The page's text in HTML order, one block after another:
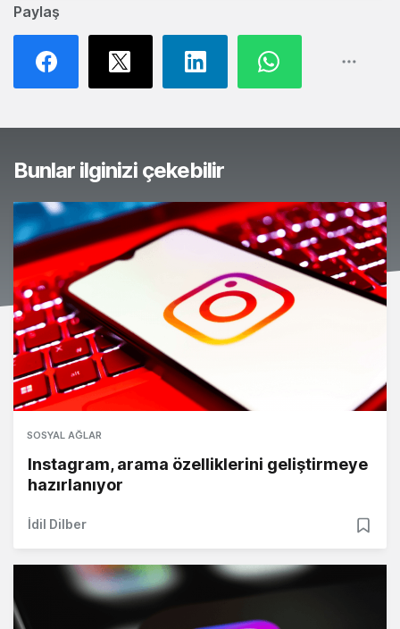
Paylaş
Bunlar ilginizi çekebilir
SOSYAL AĞLAR
Instagram, arama özelliklerini geliştirmeye
hazırlanıyor
İdil Dilber